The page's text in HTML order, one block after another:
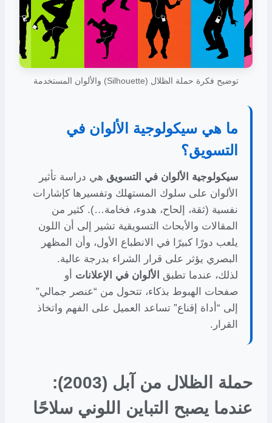
توضيح فكرة حملة الظلال (Silhouette) والألوان المستخدمة
ما هي سيكولوجية الألوان في
التسويق؟
سيكولوجية الألوان في التسويق هي دراسة تأثير
الألوان على سلوك المستهلك وتفسيرها كإشارات
نفسية (ثقة، إلحاح، هدوء، فخامة…). كثير من
المقالات والأبحاث التسويقية تشير إلى أن اللون
يلعب دورًا كبيرًا في الانطباع الأول، وأن المظهر
البصري يؤثر على قرار الشراء بدرجة عالية.
لذلك، عندما تطبق
الألوان في الإعلانات أو
صفحات الهبوط بذكاء، تتحول من “عنصر جمالي”
إلى “أداة إقناع” تساعد العميل على الفهم واتخاذ
القرار.
حملة الظلال من آبل (2003):
عندما يصبح التباين اللوني سلاحًا